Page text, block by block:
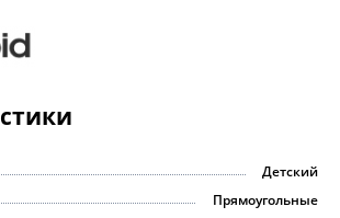
Детский
Прямоугольные